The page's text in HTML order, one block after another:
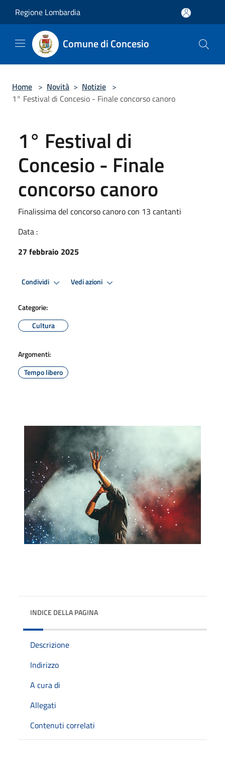
Regione Lombardia
Comune di Concesio
Home > Novità > Notizie >
1° Festival di Concesio - Finale concorso canoro
1° Festival di
Concesio - Finale
concorso canoro
Finalissima del concorso canoro con 13 cantanti
Data :
27 febbraio 2025
Condividi Vedi azioni
Categorie:
Cultura
Argomenti:
Tempo libero
INDICE DELLA PAGINA
Descrizione
Indirizzo
A cura di
Allegati
Contenuti correlati